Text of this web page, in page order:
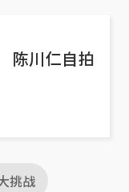
陈川仁自拍
挑战